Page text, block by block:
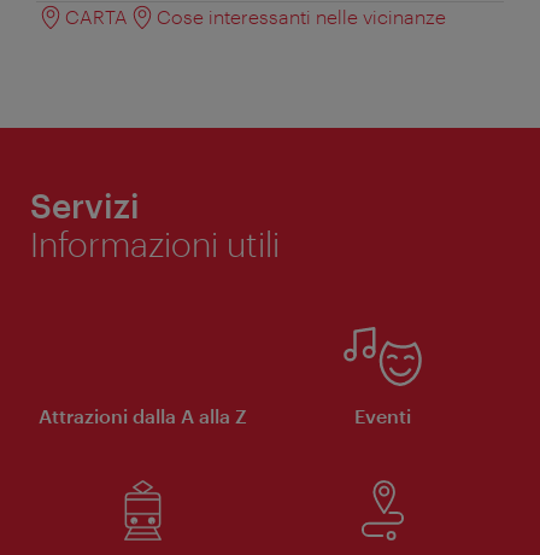
CARTA
Cose interessanti nelle vicinanze
Servizi
Informazioni utili
Attrazioni dalla A alla Z Eventi